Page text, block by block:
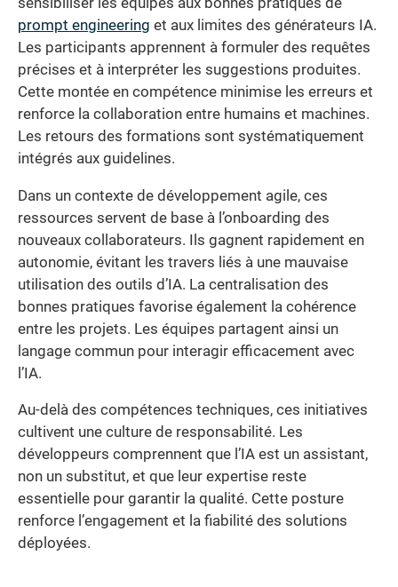
prompt engineering et aux limites des générateurs IA.
Les participants apprennent à formuler des requêtes
précises et à interpréter les suggestions produites.
Cette montée en compétence minimise les erreurs et
renforce la collaboration entre humains et machines.
Les retours des formations sont systématiquement
intégrés aux guidelines.
Dans un contexte de développement agile, ces
ressources servent de base à l’onboarding des
nouveaux collaborateurs. Ils gagnent rapidement en
autonomie, évitant les travers liés à une mauvaise
utilisation des outils d’IA. La centralisation des
bonnes pratiques favorise également la cohérence
entre les projets. Les équipes partagent ainsi un
langage commun pour interagir efficacement avec
l’IA.
Au-delà des compétences techniques, ces initiatives
cultivent une culture de responsabilité. Les
développeurs comprennent que l’IA est un assistant,
non un substitut, et que leur expertise reste
essentielle pour garantir la qualité. Cette posture
renforce l’engagement et la fiabilité des solutions
déployées.